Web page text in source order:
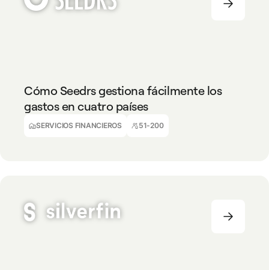
Cómo Seedrs gestiona fácilmente los
gastos en cuatro países
SERVICIOS FINANCIEROS 51-200
Antony Tikhonov
Responsable de Desarrollo de Negocio